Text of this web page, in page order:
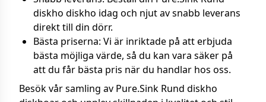
diskho diskho idag och njut av snabb leverans
direkt till din dörr.
Bästa priserna: Vi är inriktade på att erbjuda
bästa möjliga värde, så du kan vara säker på
att du får bästa pris när du handlar hos oss.
Besök vår samling av Pure.Sink Rund diskho